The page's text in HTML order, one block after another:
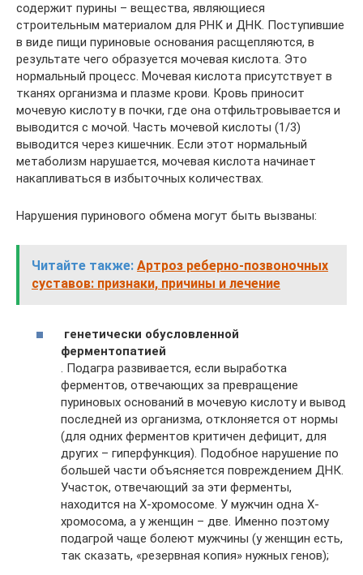
содержит пурины – вещества, являющиеся
строительным материалом для РНК и ДНК. Поступившие
в виде пищи пуриновые основания расщепляются, в
результате чего образуется мочевая кислота. Это
нормальный процесс. Мочевая кислота присутствует в
тканях организма и плазме крови. Кровь приносит
мочевую кислоту в почки, где она отфильтровывается и
выводится с мочой. Часть мочевой кислоты (1/3)
выводится через кишечник. Если этот нормальный
метаболизм нарушается, мочевая кислота начинает
накапливаться в избыточных количествах.
Нарушения пуринового обмена могут быть вызваны:
Читайте также: Артроз реберно-позвоночных
суставов: признаки, причины и лечение
генетически обусловленной
ферментопатией
. Подагра развивается, если выработка
ферментов, отвечающих за превращение
пуриновых оснований в мочевую кислоту и вывод
последней из организма, отклоняется от нормы
(для одних ферментов критичен дефицит, для
других – гиперфункция). Подобное нарушение по
большей части объясняется повреждением ДНК.
Участок, отвечающий за эти ферменты,
находится на X-хромосоме. У мужчин одна X-
хромосома, а у женщин – две. Именно поэтому
подагрой чаще болеют мужчины (у женщин есть,
так сказать, «резервная копия» нужных генов);